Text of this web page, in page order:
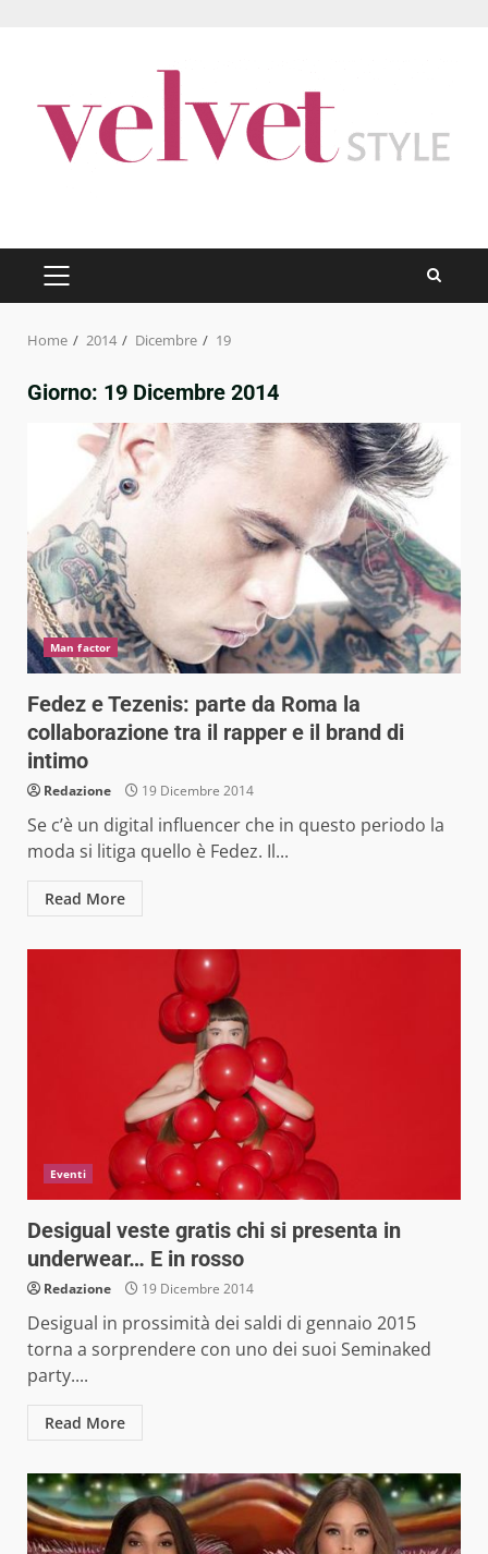
PRIMARY
MENU
Home 2014 Dicembre 19
Giorno: 19 Dicembre 2014
Man factor
Fedez e Tezenis: parte da Roma la
collaborazione tra il rapper e il brand di
intimo
Redazione 19 Dicembre 2014
Se c’è un digital influencer che in questo periodo la
moda si litiga quello è Fedez. Il...
Read More
Eventi
Desigual veste gratis chi si presenta in
underwear… E in rosso
Redazione 19 Dicembre 2014
Desigual in prossimità dei saldi di gennaio 2015
torna a sorprendere con uno dei suoi Seminaked
party....
Read More